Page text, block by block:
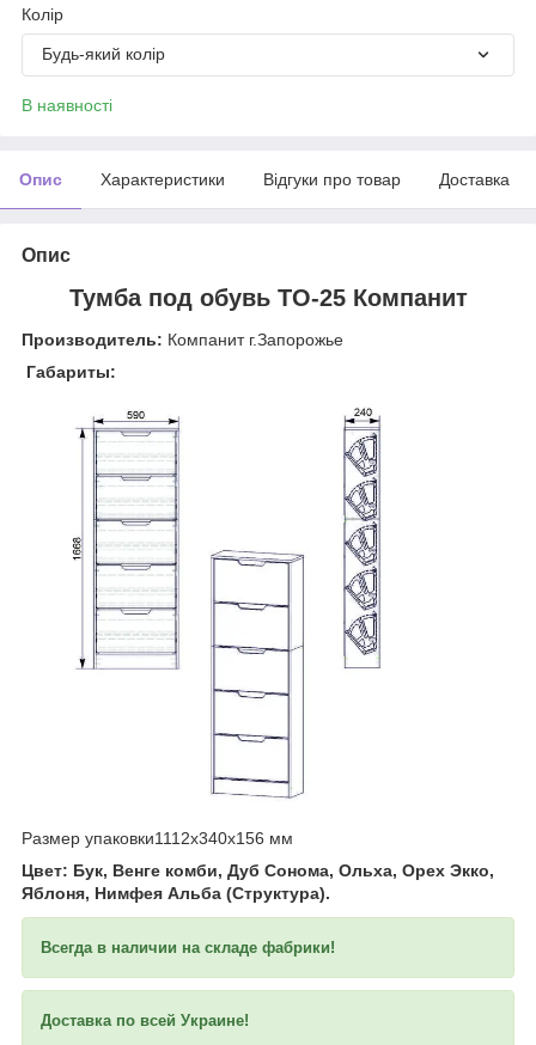
Колір
Будь-який колір
В наявності
Опис Характеристики Відгуки про товар Доставка
Опис
Тумба под обувь ТО-25 Компанит
Производитель: Компанит г.Запорожье
Габариты:
Размер упаковки1112х340х156 мм
Цвет: Бук, Венге комби, Дуб Сонома, Ольха, Орех Экко,
Яблоня, Нимфея Альба (Структура).
Всегда в наличии на складе фабрики!
Доставка по всей Украине!